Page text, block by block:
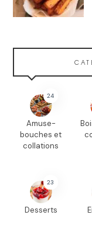
24
Amuse-
bouches et
collations
23
Desserts